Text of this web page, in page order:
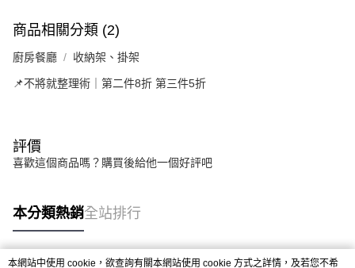
商品相關分類 (2)
廚房餐廳 收納架、掛架
📌不將就整理術｜第二件8折 第三件5折
評價
喜歡這個商品嗎？購買後給他一個好評吧
本分類熱銷全站排行
本網站中使用 cookie，欲查詢有關本網站使用 cookie 方式之詳情，及若您不希